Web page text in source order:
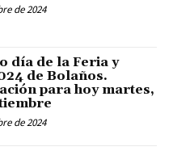
de 2024
día de la Feria y
de Bolaños.
para hoy martes,
de 2024